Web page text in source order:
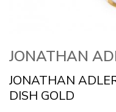
JONATHAN
JONATHAN
DISH GOLD